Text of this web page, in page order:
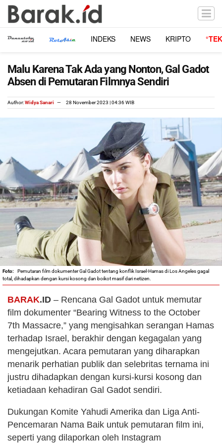
INDEKS NEWS KRIPTO
Malu Karena Tak Ada yang Nonton, Gal Gadot
Absen di Pemutaran Filmnya Sendiri
Author:Widya Sanari 28 November 2023 | 04:36 WIB
Pemutaran film dokumenter Gal Gadot tentang konflik Israel-Hamas di Los Angeles gagal
total, dihadapkan dengan kursi kosong dan boikot masif dari netizen.
BARAK.ID – Rencana Gal Gadot untuk memutar
film dokumenter “Bearing Witness to the October
7th Massacre,” yang mengisahkan serangan Hamas
terhadap Israel, berakhir dengan kegagalan yang
mengejutkan. Acara pemutaran yang diharapkan
menarik perhatian publik dan selebritas ternama ini
justru dihadapkan dengan kursi-kursi kosong dan
ketiadaan kehadiran Gal Gadot sendiri.
Dukungan Komite Yahudi Amerika dan Liga Anti-
Pencemaran Nama Baik untuk pemutaran film ini,
seperti yang dilaporkan oleh Instagram